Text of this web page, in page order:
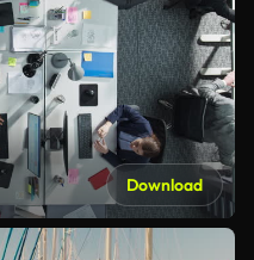
Download